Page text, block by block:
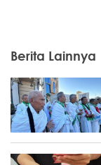
Berita Lainnya